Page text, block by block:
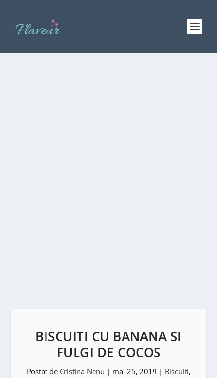
BISCUITI CU BANANA SI
FULGI DE COCOS
Postat de Cristina Nenu | mai 25, 2019 | Biscuiti,